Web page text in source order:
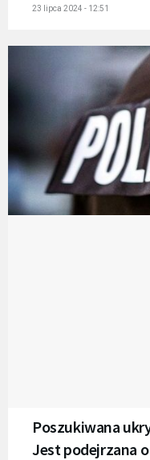
23 lipca 2024 - 12:51
Poszukiwana
Jest podejrzana